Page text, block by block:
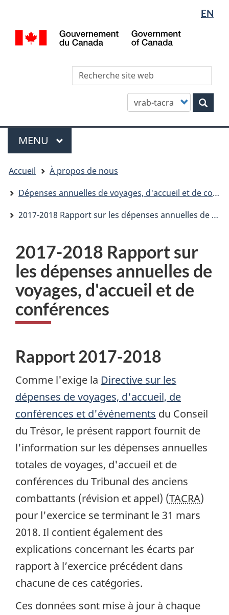
contenu
principal
"About
this
la
version
simplifiée
de
la
WxT
switcher
EN
Customize
your
Menu
MENU PRINCIPAL
are
here
Accueil
À propos de nous
Dépenses annuelles de voyages, d'accueil et de conférences
2017-2018 Rapport sur les dépenses annuelles de voyages, d'accueil et de conférences
2017-2018 Rapport sur
les dépenses annuelles de
voyages, d'accueil et de
conférences
Rapport 2017-2018
Comme l'exige la Directive sur les
dépenses de voyages, d'accueil, de
conférences et d'événements du Conseil
du Trésor, le présent rapport fournit de
l'information sur les dépenses annuelles
totales de voyages, d'accueil et de
conférences du Tribunal des anciens
combattants (révision et appel) (TACRA)
pour l'exercice se terminant le 31 mars
2018. Il contient également des
explications concernant les écarts par
rapport à l’exercice précédent dans
chacune de ces catégories.
Ces données sont mise à jour à chaque